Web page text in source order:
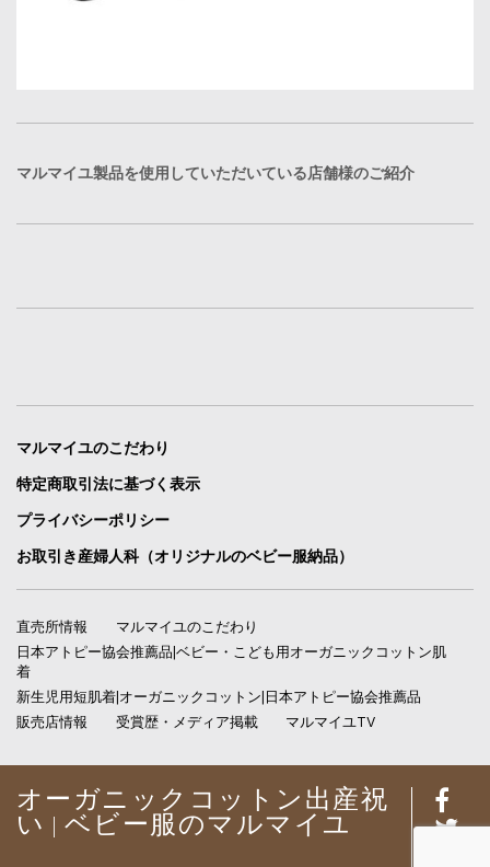
マルマイユ製品を使用していただいている店舗様のご紹介
マルマイユのこだわり
特定商取引法に基づく表示
プライバシーポリシー
お取引き産婦人科（オリジナルのベビー服納品）
直売所情報
マルマイユのこだわり
日本アトピー協会推薦品|ベビー・こども用オーガニックコットン肌
着
新生児用短肌着|オーガニックコットン|日本アトピー協会推薦品
販売店情報
受賞歴・メディア掲載 マルマイユTV
オーガニックコットン出産祝
い | ベビー服のマルマイユ